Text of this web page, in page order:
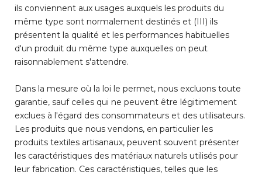
ils conviennent aux usages auxquels les produits du
même type sont normalement destinés et (III) ils
présentent la qualité et les performances habituelles
d'un produit du même type auxquelles on peut
raisonnablement s'attendre.
Dans la mesure où la loi le permet, nous excluons toute
garantie, sauf celles qui ne peuvent être légitimement
exclues à l'égard des consommateurs et des utilisateurs.
Les produits que nous vendons, en particulier les
produits textiles artisanaux, peuvent souvent présenter
les caractéristiques des matériaux naturels utilisés pour
leur fabrication. Ces caractéristiques, telles que les